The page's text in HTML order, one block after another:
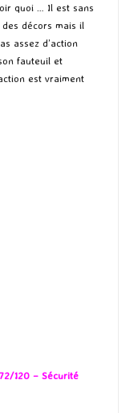
quoi … Il est sans
décors mais il
assez d’action
fauteuil et
est vraiment
72/120 – Sécurité